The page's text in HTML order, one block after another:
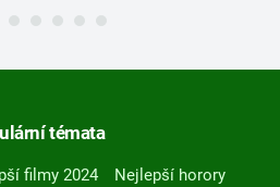
témata
filmy 2024
Nejlepší horory